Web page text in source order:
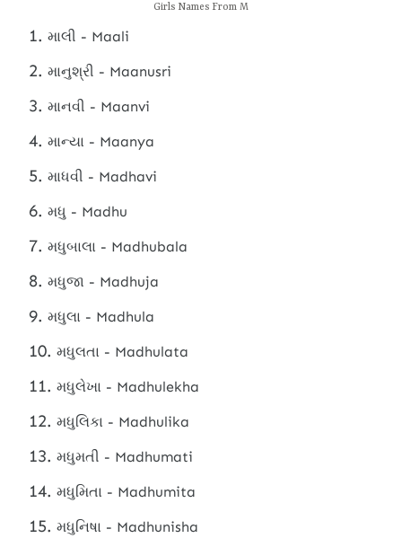
Girls Names From M
માલી - Maali
માનુશ્રી - Maanusri
માનવી - Maanvi
માન્યા - Maanya
માધવી - Madhavi
મધુ - Madhu
મધુબાલા - Madhubala
મધુજા - Madhuja
મધુલા - Madhula
મધુલતા - Madhulata
મધુલેખા - Madhulekha
મધુલિકા - Madhulika
મધુમતી - Madhumati
મધુમિતા - Madhumita
મધુનિષા - Madhunisha